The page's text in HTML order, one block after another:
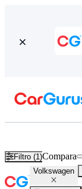
Filtro (1)Compara
Volkswagen